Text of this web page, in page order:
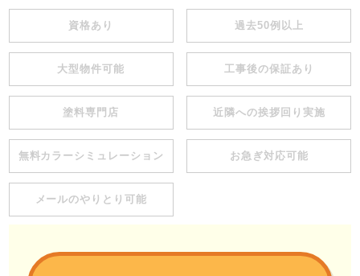
資格あり 過去50例以上
大型物件可能 工事後の保証あり
塗料専門店 近隣への挨拶回り実施
無料カラーシミュレーション お急ぎ対応可能
メールのやりとり可能